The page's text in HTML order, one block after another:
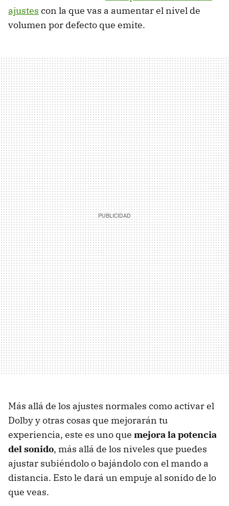
ajustes con la que vas a aumentar el nivel de
volumen por defecto que emite.
Más allá de los ajustes normales como activar el
Dolby y otras cosas que mejorarán tu
experiencia, este es uno que mejora la potencia
del sonido, más allá de los niveles que puedes
ajustar subiéndolo o bajándolo con el mando a
distancia. Esto le dará un empuje al sonido de lo
que veas.